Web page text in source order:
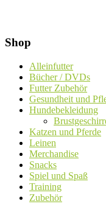
Shop
Alleinfutter
Bücher / DVDs
Futter Zubehör
Gesundheit und
Hundebekleidung
Katzen und Pferde
Leinen
Merchandise
Snacks
Spiel und Spaß
Training
Zubehör